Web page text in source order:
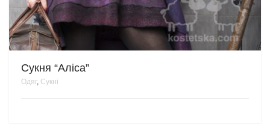
Сукня “Аліса”
Одяг, Сукні